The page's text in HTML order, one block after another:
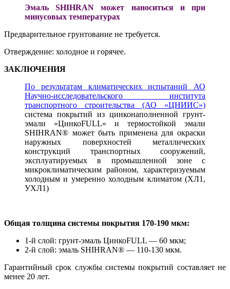
Эмаль SHIHRAN может наноситься и при
минусовых температурах
Предварительное грунтование не требуется.
Отверждение: холодное и горячее.
ЗАКЛЮЧЕНИЯ
По результатам климатических испытаний АО
Научно-исследовательского института
транспортного строительства (АО «ЦНИИС»)
система покрытий из цинконаполненной грунт-
эмали «ЦинкоFULL» и термостойкой эмали
SHIHRAN® может быть применена для окраски
наружных поверхностей металлических
конструкций транспортных сооружений,
эксплуатируемых в промышленной зоне с
микроклиматическим районом, характеризуемым
холодным и умеренно холодным климатом (ХЛ1,
УХЛ1)
Общая толщина системы покрытия 170-190 мкм:
1-й слой: грунт-эмаль ЦинкоFULL — 60 мкм;
2-й слой: эмаль SHIHRAN® — 110-130 мкм.
Гарантийный срок службы системы покрытий составляет не
менее 20 лет.